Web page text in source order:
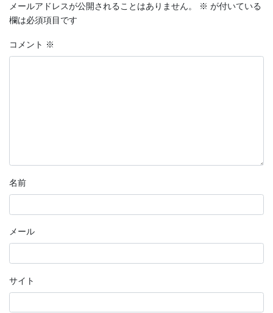
メールアドレスが公開されることはありません。 ※ が付いている
欄は必須項目です
コメント ※
名前
メール
サイト